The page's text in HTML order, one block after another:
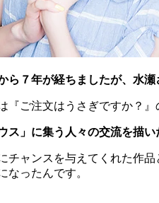
７年が経ちましたが、水
ご注文はうさぎですか？』
」に集う人々の交流を描
チャンスを与えてくれた作
なったんです。